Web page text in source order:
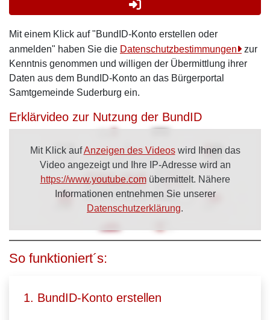
Mit einem Klick auf "BundID-Konto erstellen oder
anmelden" haben Sie die Datenschutzbestimmungen
zur
Kenntnis genommen und willigen der Übermittlung ihrer
Daten aus dem BundID-Konto an das Bürgerportal
Samtgemeinde Suderburg ein.
Erklärvideo zur Nutzung der BundID
Mit Klick aufAnzeigen des Videoswird Ihnen das
Video angezeigt und Ihre IP-Adresse wird an
https://www.youtube.comübermittelt. Nähere
Informationen entnehmen Sie unserer
Datenschutzerklärung.
So funktioniert´s:
1. BundID-Konto erstellen